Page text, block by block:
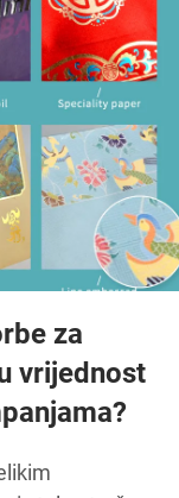
za
vrijednost